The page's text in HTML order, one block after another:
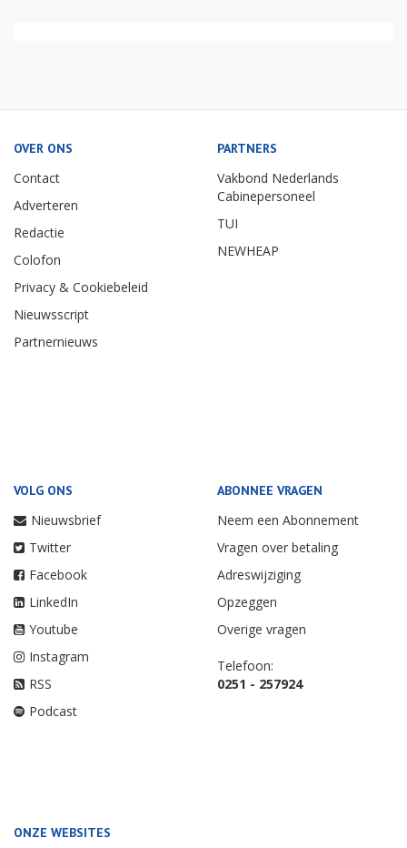
OVER ONS
Contact
Adverteren
Redactie
Colofon
Privacy & Cookiebeleid
Nieuwsscript
Partnernieuws
PARTNERS
Vakbond Nederlands
Cabinepersoneel
TUI
NEWHEAP
VOLG ONS
Nieuwsbrief
Twitter
Facebook
LinkedIn
Youtube
Instagram
RSS
Podcast
ABONNEE VRAGEN
Neem een Abonnement
Vragen over betaling
Adreswijziging
Opzeggen
Overige vragen
Telefoon:
0251 - 257924
ONZE WEBSITES